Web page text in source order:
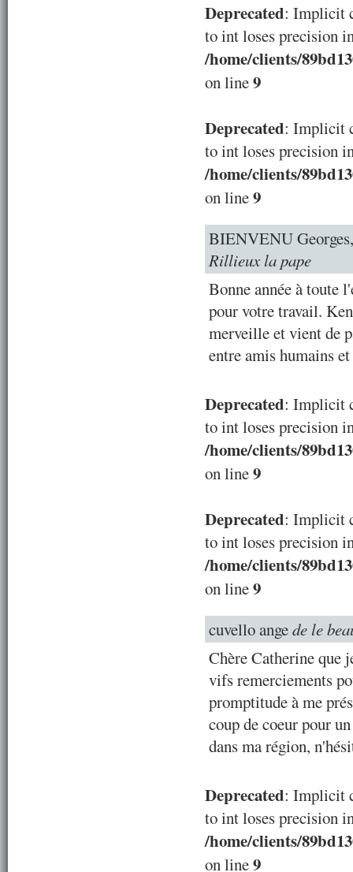
Deprecated: Implicit
to int loses precision
/home/clients/
on line9
Deprecated: Implicit
to int loses precision
/home/clients/
on line9
BIENVENU
Rillieux la pape
Bonne année à toute
pour votre travail.
merveille et vient de
entre amis humains
Deprecated: Implicit
to int loses precision
/home/clients/
on line9
Deprecated: Implicit
to int loses precision
/home/clients/
on line9
cuvello angede le
Chère Catherine que
vifs remerciements
promptitude à me
coup de coeur pour
dans ma région,
Deprecated: Implicit
to int loses precision
/home/clients/
on line9